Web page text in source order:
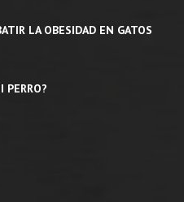
LA OBESIDAD EN GATOS
PERRO?